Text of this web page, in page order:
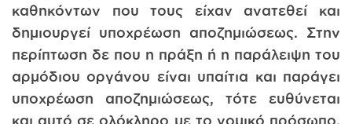
καθηκόντων που τους είχαν ανατεθεί και
δημιουργεί υποχρέωση αποζημιώσεως. Στην
περίπτωση δε που η πράξη ή η παράλειψη του
αρμόδιου οργάνου είναι υπαίτια και παράγει
υποχρέωση αποζημιώσεως, τότε ευθύνεται
και αυτό σε ολόκληρο με το νομικό πρόσωπο.